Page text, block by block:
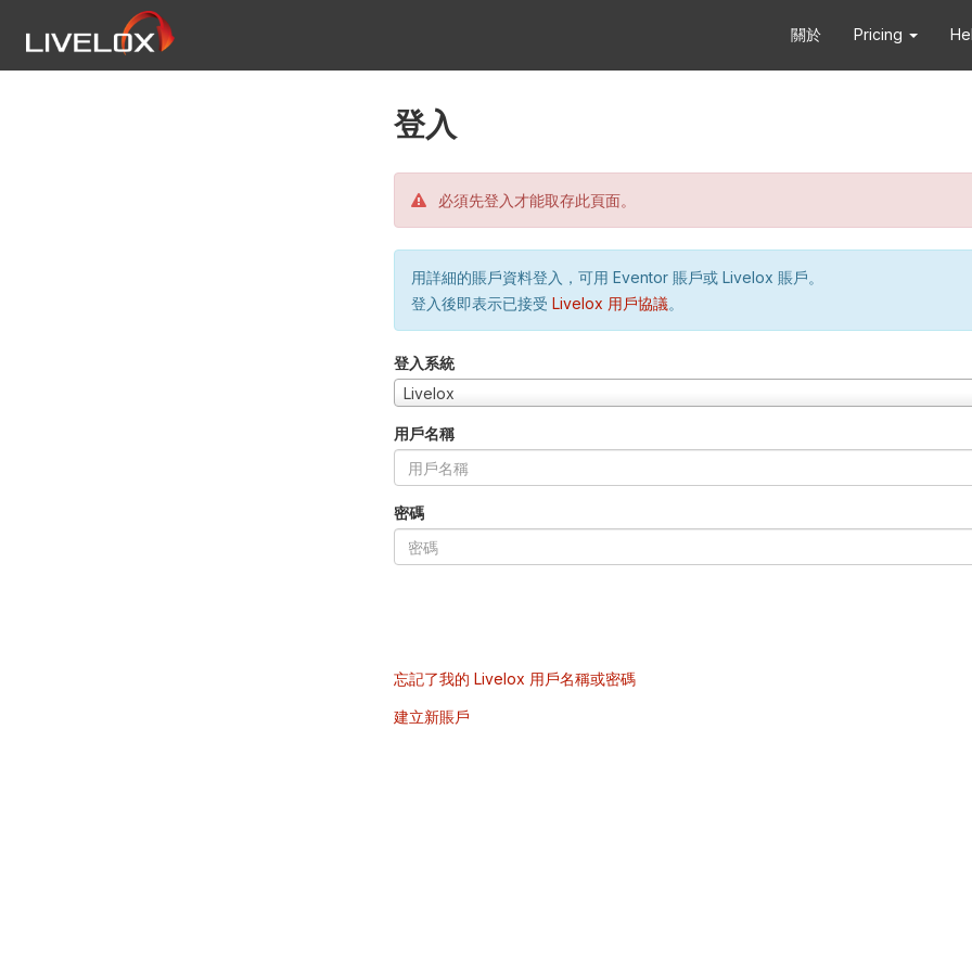
關於 Pricing
登入
必須先登入才能取存此頁面。
用詳細的賬戶資料登入，可用 Eventor 賬戶或 Livelox 賬戶。
登入後即表示已接受 Livelox 用戶協議。
登入系統
Livelox
用戶名稱
密碼
忘記了我的 Livelox 用戶名稱或密碼
建立新賬戶